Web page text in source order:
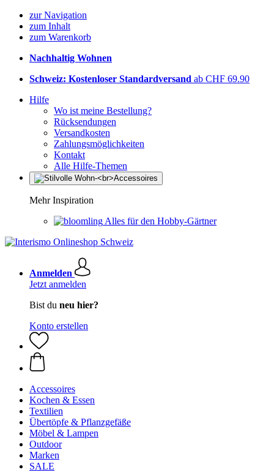
zur Navigation
zum Inhalt
zum Warenkorb
Nachhaltig Wohnen
Schweiz: Kostenloser Standardversand ab CHF 69.90
Hilfe
Wo ist meine Bestellung?
Rücksendungen
Versandkosten
Zahlungsmöglichkeiten
Kontakt
Alle Hilfe-Themen
Mehr Inspiration
Alles für den Hobby-Gärtner
Anmelden
Jetzt anmelden
Bist du neu hier?
Konto erstellen
Accessoires
Kochen & Essen
Textilien
Übertöpfe & Pflanzgefäße
Möbel & Lampen
Outdoor
Marken
SALE